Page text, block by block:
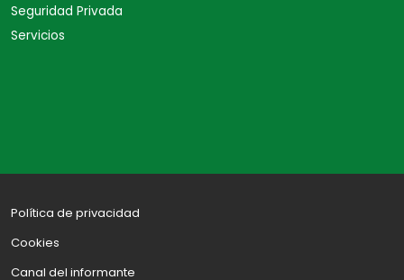
Seguridad Privada
Servicios
Política de privacidad
Cookies
Canal del informante